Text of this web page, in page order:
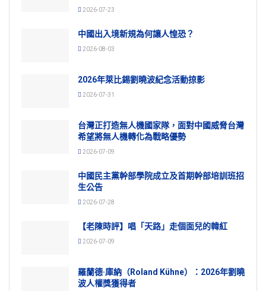
2026-07-23
中國出入境新規為何讓人惶恐？
2026-08-03
2026年萊比錫劉曉波紀念活動掠影
2026-07-31
台灣正打造無人機國家隊，面對中國威脅台灣
希望將無人機轉化為戰略優勢
2026-07-09
中國民主黨幹部學院成立及首期幹部培訓班招
生公告
2026-07-28
【老陳時評】唱「天路」走個面兒的韓紅
2026-07-09
羅蘭德·庫納（Roland Kühne）：2026年劉曉
波人權獎獲得者